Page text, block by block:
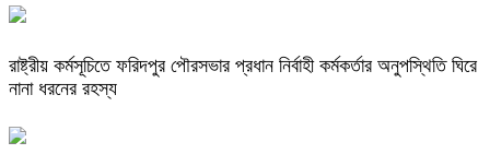
রাষ্ট্রীয় কর্মসূচিতে ফরিদপুর পৌরসভার প্রধান নির্বাহী কর্মকর্তার অনুপস্থিতি ঘিরে
নানা ধরনের রহস্য